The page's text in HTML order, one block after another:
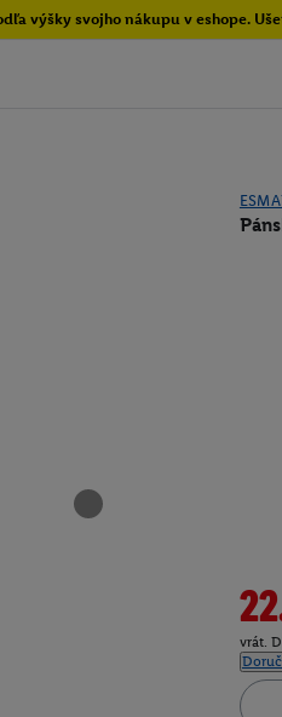
výšky svojho nákupu v eshope.
vrát.